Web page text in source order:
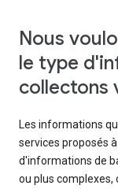
Nous
le type
collectons
Les informations
services proposés
d'informations de
ou plus complexes,